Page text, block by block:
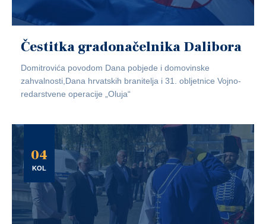
Čestitka gradonačelnika Dalibora
Domitrovića povodom Dana pobjede i domovinske
zahvalnosti,Dana hrvatskih branitelja i 31. obljetnice Vojno-
redarstvene operacije „Oluja“
04
KOL